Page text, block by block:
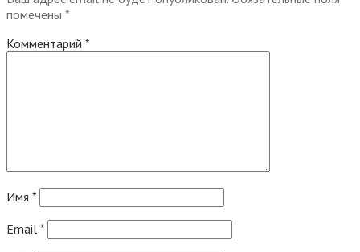
помечены *
Комментарий *
Имя *
Email *